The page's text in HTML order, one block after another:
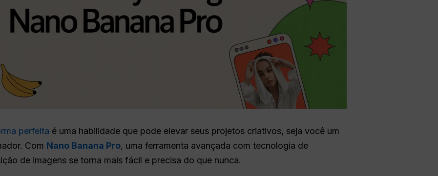
perfeita é uma habilidade que pode elevar seus projetos criativos, seja você um
Com Nano Banana Pro, uma ferramenta avançada com tecnologia de
de imagens se torna mais fácil e precisa do que nunca.